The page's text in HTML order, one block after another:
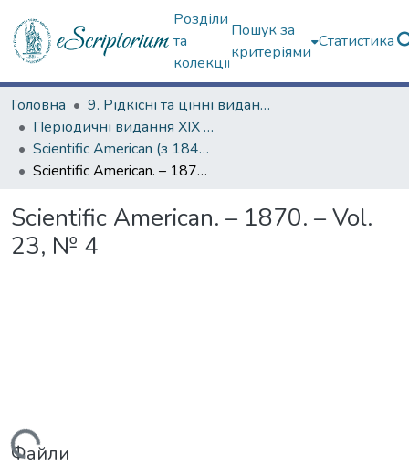
Розділи
та
колекції
Пошук за
критеріями
Статистика
Головна
9. Рідкісні та цінні видання
Періодичні видання ХІХ ст.
Scientific American (з 1845 р.)
Scientific American. – 1870. – Vol. 23, № 4
Scientific American. – 1870. – Vol.
23, № 4
Файли